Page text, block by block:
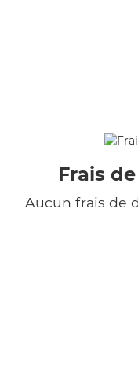
Frais
Aucun frais de